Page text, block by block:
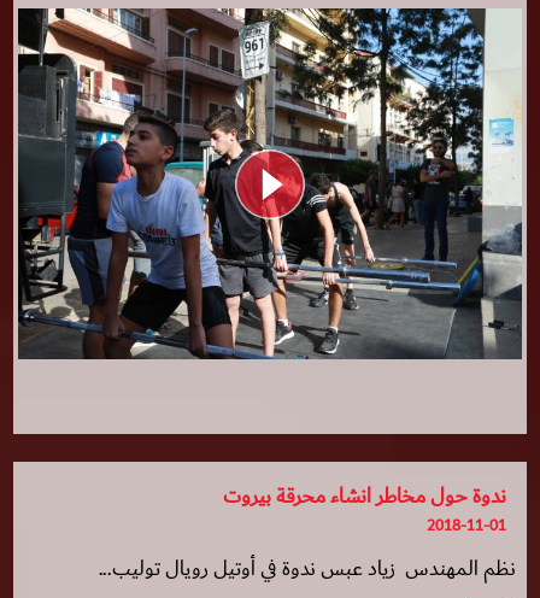
ندوة حول مخاطر انشاء محرقة بيروت
2018-11-01
نظم المهندس زياد عبس ندوة في أوتيل رويال توليب...